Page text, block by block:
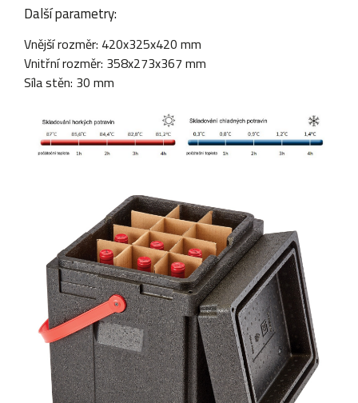
Další parametry:
Vnější rozměr: 420x325x420 mm
Vnitřní rozměr: 358x273x367 mm
Síla stěn: 30 mm